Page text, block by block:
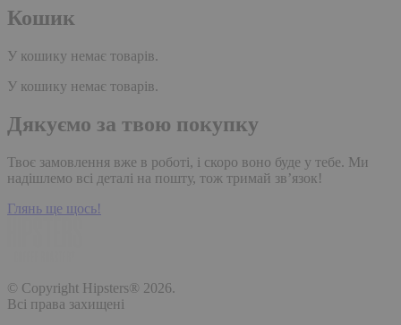
Кошик
У кошику немає товарів.
У кошику немає товарів.
Дякуємо за твою покупку
Твоє замовлення вже в роботі, і скоро воно буде у тебе. Ми
надішлемо всі деталі на пошту, тож тримай зв’язок!
Глянь ще щось!
© Copyright Hipsters® 2026.
Всі права захищені